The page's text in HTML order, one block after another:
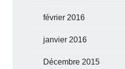
février 2016
janvier 2016
Décembre 2015